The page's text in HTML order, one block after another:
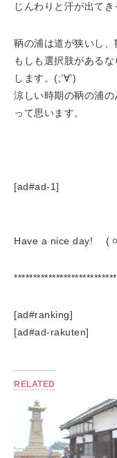
じんわりと汗が出てき
鞆の浦は道が狭いし
もしも選択肢がある
します。(;’∀’)
涼しい時期の鞆の浦の
って思います。
[ad#ad-1]
Have a nice day! (
[ad#ranking]
[ad#ad-rakuten]
RELATED